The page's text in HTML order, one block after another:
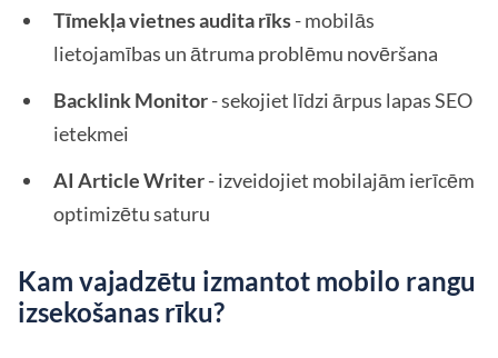
Tīmekļa vietnes audita rīks- mobilās
lietojamības un ātruma problēmu novēršana
Backlink Monitor- sekojiet līdzi ārpus lapas SEO
ietekmei
AI Article Writer- izveidojiet mobilajām ierīcēm
optimizētu saturu
Kam vajadzētu izmantot mobilo rangu
izsekošanas rīku?